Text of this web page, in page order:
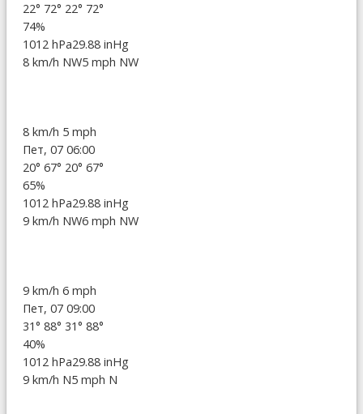
22° 72° 22° 72°
74%
1012 hPa29.88 inHg
8 km/h NW5 mph NW
8 km/h 5 mph
Пет, 07 06:00
20° 67° 20° 67°
65%
1012 hPa29.88 inHg
9 km/h NW6 mph NW
9 km/h 6 mph
Пет, 07 09:00
31° 88° 31° 88°
40%
1012 hPa29.88 inHg
9 km/h N5 mph N